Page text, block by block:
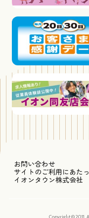
お問い合わせ
サイトのご利用にあた
イオンタウン株式会社